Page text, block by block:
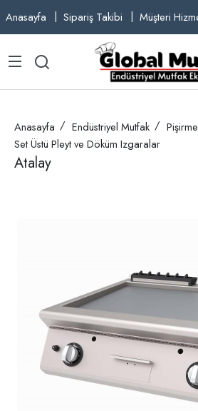
Anasayfa Sipariş Takibi Müşteri
Anasayfa Endüstriyel Mutfak
Set Üstü Pleyt ve Döküm Izgaralar
Atalay